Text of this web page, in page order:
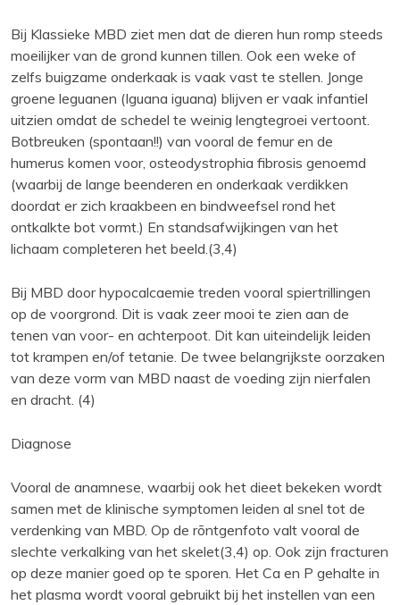
Bij Klassieke MBD ziet men dat de dieren hun romp steeds
moeilijker van de grond kunnen tillen. Ook een weke of
zelfs buigzame onderkaak is vaak vast te stellen. Jonge
groene leguanen (Iguana iguana) blijven er vaak infantiel
uitzien omdat de schedel te weinig lengtegroei vertoont.
Botbreuken (spontaan!!) van vooral de femur en de
humerus komen voor, osteodystrophia fibrosis genoemd
(waarbij de lange beenderen en onderkaak verdikken
doordat er zich kraakbeen en bindweefsel rond het
ontkalkte bot vormt.) En standsafwijkingen van het
lichaam completeren het beeld.(3,4)
Bij MBD door hypocalcaemie treden vooral spiertrillingen
op de voorgrond. Dit is vaak zeer mooi te zien aan de
tenen van voor- en achterpoot. Dit kan uiteindelijk leiden
tot krampen en/of tetanie. De twee belangrijkste oorzaken
van deze vorm van MBD naast de voeding zijn nierfalen
en dracht. (4)
Diagnose
Vooral de anamnese, waarbij ook het dieet bekeken wordt
samen met de klinische symptomen leiden al snel tot de
verdenking van MBD. Op de rõntgenfoto valt vooral de
slechte verkalking van het skelet(3,4) op. Ook zijn fracturen
op deze manier goed op te sporen. Het Ca en P gehalte in
het plasma wordt vooral gebruikt bij het instellen van een